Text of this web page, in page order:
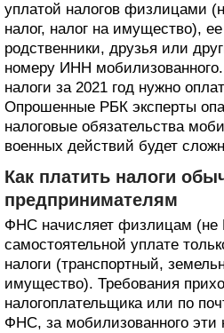
уплатой налогов физлицами
налог, налог на имущество),
родственники, друзья или
номеру ИНН
налоги за 2021 год нужно
Опрошенные РБК эксперты
налоговые обязательства
военных действий будет
Как платить налоги
предпринимателям
ФНС начисляет физлицам (не
самостоятельной уплате
налоги (транспортный,
имущество). Требования
налогоплательщика или по
ФНС, за мобилизованного эти